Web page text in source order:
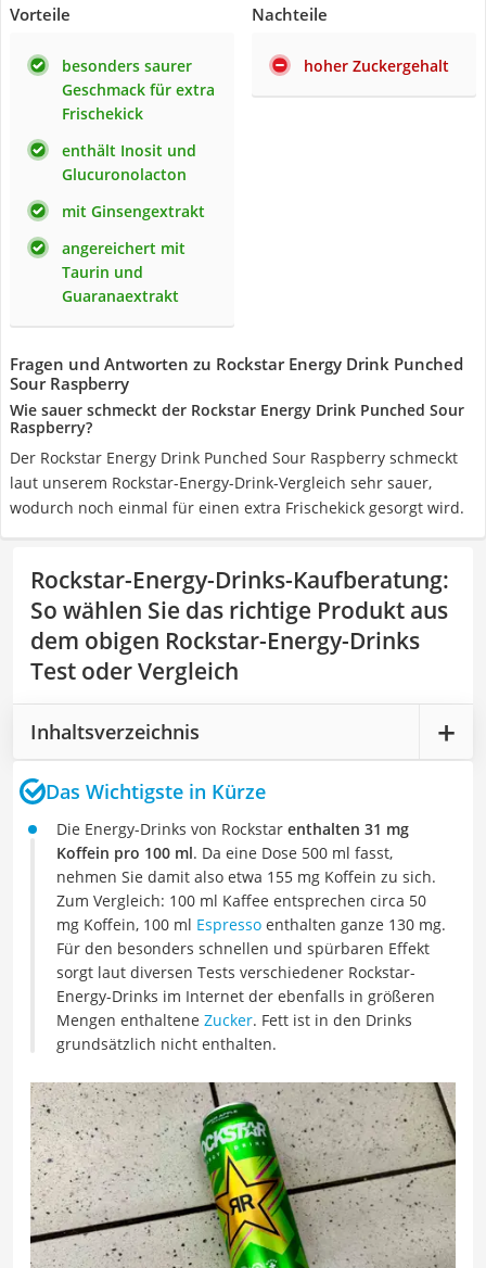
Vorteile
besonders saurer
Geschmack für extra
Frischekick
enthält Inosit und
Glucuronolacton
mit Ginsengextrakt
angereichert mit
Taurin und
Guaranaextrakt
Nachteile
hoher Zuckergehalt
Fragen und Antworten zu Rockstar Energy Drink Punched
Sour Raspberry
Wie sauer schmeckt der Rockstar Energy Drink Punched Sour
Raspberry?
Der Rockstar Energy Drink Punched Sour Raspberry schmeckt
laut unserem Rockstar-Energy-Drink-Vergleich sehr sauer,
wodurch noch einmal für einen extra Frischekick gesorgt wird.
Rockstar-Energy-Drinks-Kaufberatung:
So wählen Sie das richtige Produkt aus
dem obigen Rockstar-Energy-Drinks
Test oder Vergleich
Inhaltsverzeichnis
Das Wichtigste in Kürze
Die Energy-Drinks von Rockstar enthalten 31 mg
Koffein pro 100 ml. Da eine Dose 500 ml fasst,
nehmen Sie damit also etwa 155 mg Koffein zu sich.
Zum Vergleich: 100 ml Kaffee entsprechen circa 50
mg Koffein, 100 ml Espresso enthalten ganze 130 mg.
Für den besonders schnellen und spürbaren Effekt
sorgt laut diversen Tests verschiedener Rockstar-
Energy-Drinks im Internet der ebenfalls in größeren
Mengen enthaltene Zucker. Fett ist in den Drinks
grundsätzlich nicht enthalten.